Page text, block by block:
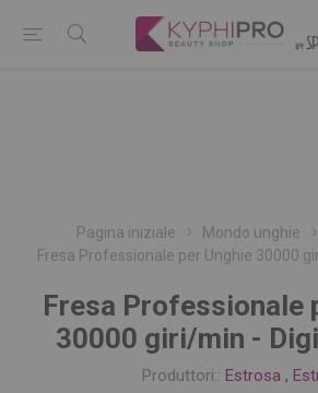
Pagina iniziale Mondo unghie
Fresa Professionale per Unghie 30000
Fresa Professionale
30000 giri/min -
Produttori:: Estrosa ,